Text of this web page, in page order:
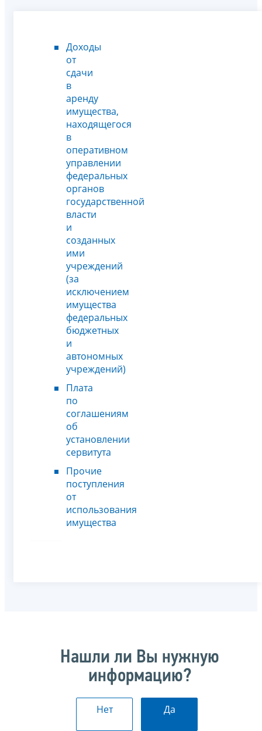
Доходы
от
сдачи
в
аренду
имущества,
находящегося
в
оперативном
управлении
федеральных
органов
государственной
власти
и
созданных
ими
учреждений
(за
исключением
имущества
федеральных
бюджетных
и
автономных
учреждений)
Плата
по
соглашениям
об
установлении
сервитута
Прочие
поступления
от
использования
имущества
Нашли ли Вы нужную
информацию?
Нет Да